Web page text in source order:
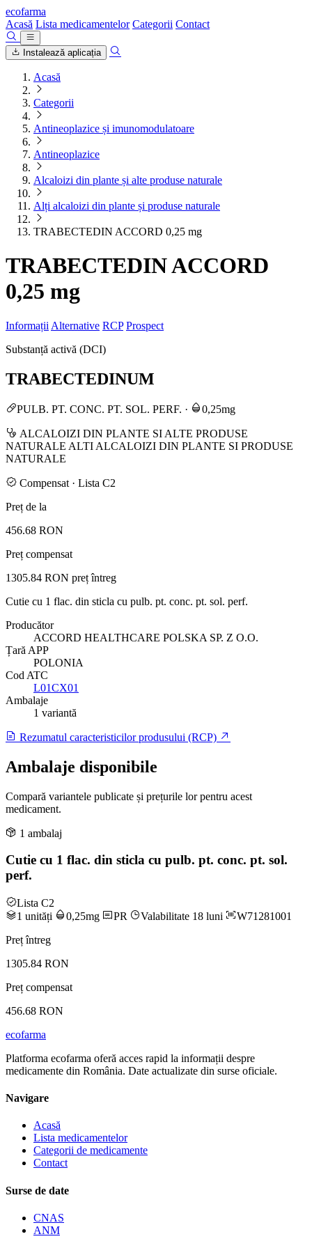
ecofarma
Acasă Lista medicamentelor Categorii Contact
Instalează aplicația
Acasă
Categorii
Antineoplazice și imunomodulatoare
Antineoplazice
Alcaloizi din plante și alte produse naturale
Alți alcaloizi din plante și produse naturale
TRABECTEDIN ACCORD 0,25 mg
TRABECTEDIN ACCORD
0,25 mg
Informații Alternative RCP Prospect
Substanță activă (DCI)
TRABECTEDINUM
PULB. PT. CONC. PT. SOL. PERF. · 0,25mg
ALCALOIZI DIN PLANTE SI ALTE PRODUSE
NATURALE ALTI ALCALOIZI DIN PLANTE SI PRODUSE
NATURALE
Compensat · Lista C2
Preț de la
456.68 RON
Preț compensat
1305.84 RON preț întreg
Cutie cu 1 flac. din sticla cu pulb. pt. conc. pt. sol. perf.
Producător
ACCORD HEALTHCARE POLSKA SP. Z O.O.
Țară APP
POLONIA
Cod ATC
L01CX01
Ambalaje
1 variantă
Rezumatul caracteristicilor produsului (RCP)
Ambalaje disponibile
Compară variantele publicate și prețurile lor pentru acest
medicament.
1 ambalaj
Cutie cu 1 flac. din sticla cu pulb. pt. conc. pt. sol.
perf.
Lista C2
1 unități
0,25mg PR Valabilitate 18 luni
W71281001
Preț întreg
1305.84 RON
Preț compensat
456.68 RON
ecofarma
Platforma ecofarma oferă acces rapid la informații despre
medicamente din România. Date actualizate din surse oficiale.
Navigare
Acasă
Lista medicamentelor
Categorii de medicamente
Contact
Surse de date
CNAS
ANM